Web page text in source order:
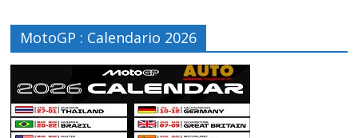
MotoGP : Calendario 2026